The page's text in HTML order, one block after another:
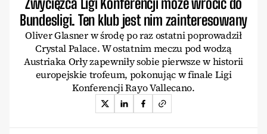
Bundesligi. Ten klub jest nim zainteresowany
Oliver Glasner w środę po raz ostatni poprowadził
Crystal Palace. W ostatnim meczu pod wodzą
Austriaka Orły zapewniły sobie pierwsze w historii
europejskie trofeum, pokonując w finale Ligi
Konferencji Rayo Vallecano.